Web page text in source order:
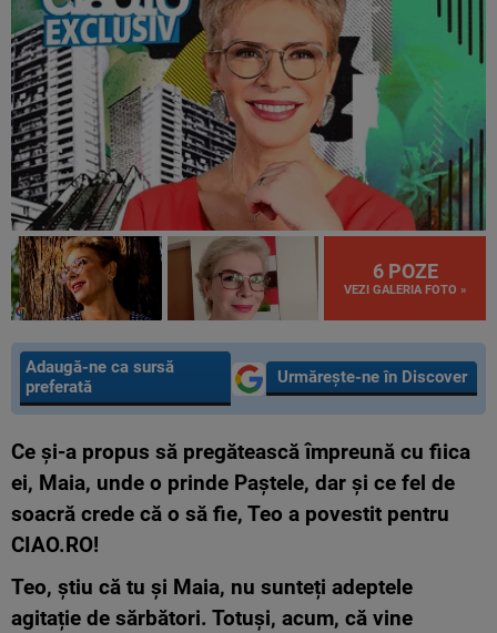
6 POZE
VEZI GALERIA FOTO »
Adaugă-ne ca sursă
preferată
Urmărește-ne în Discover
Ce și-a propus să pregătească împreună cu fiica
ei, Maia, unde o prinde Paștele, dar și ce fel de
soacră crede că o să fie, Teo a povestit pentru
CIAO.RO!
Teo, știu că tu și Maia, nu sunteți adeptele
agitație de sărbători. Totuși, acum, că vine